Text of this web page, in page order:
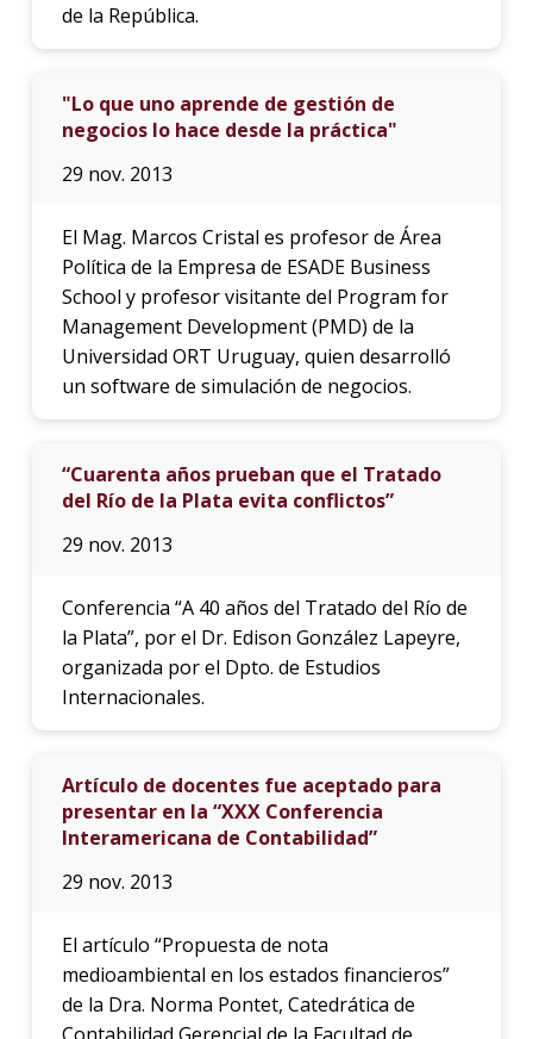
de la República.
"Lo que uno aprende de gestión de
negocios lo hace desde la práctica"
29 nov. 2013
El Mag. Marcos Cristal es profesor de Área
Política de la Empresa de ESADE Business
School y profesor visitante del Program for
Management Development (PMD) de la
Universidad ORT Uruguay, quien desarrolló
un software de simulación de negocios.
“Cuarenta años prueban que el Tratado
del Río de la Plata evita conflictos”
29 nov. 2013
Conferencia “A 40 años del Tratado del Río de
la Plata”, por el Dr. Edison González Lapeyre,
organizada por el Dpto. de Estudios
Internacionales.
Artículo de docentes fue aceptado para
presentar en la “XXX Conferencia
Interamericana de Contabilidad”
29 nov. 2013
El artículo “Propuesta de nota
medioambiental en los estados financieros”
de la Dra. Norma Pontet, Catedrática de